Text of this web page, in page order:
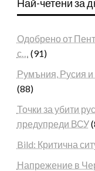
Най-четени за
Одобрено от
с… (91)
Румъния, Русия
(88)
Точки за убити
предупреди ВСУ
Bild: Критична
Напрежение в